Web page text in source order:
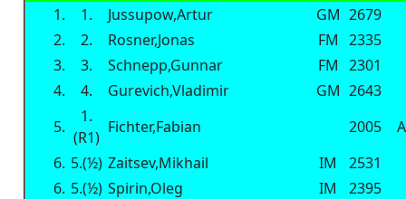
1.
1. Jussupow,Artur GM 2679
2.
2. Rosner,Jonas FM
2335
3.
3. Schnepp,Gunnar FM
2301
4.
4. Gurevich,Vladimir GM 2643
5.
1.
(R1)
Fichter,Fabian 2005
A
6. 5.(½) Zaitsev,Mikhail IM
2531
6. 5.(½) Spirin,Oleg IM 2395